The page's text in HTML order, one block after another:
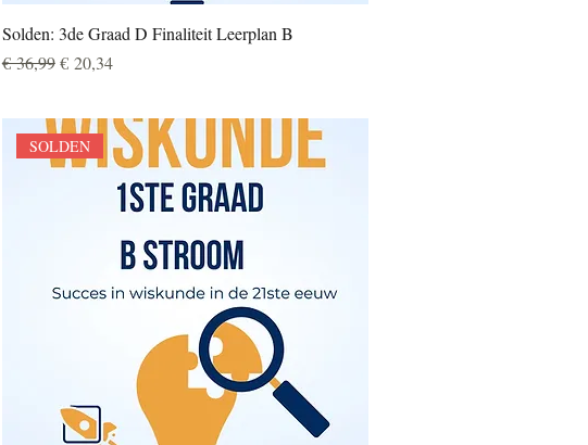
Solden: 3de Graad D Finaliteit Leerplan B
Normale prijs
€ 36,99 Verkoopprijs
€ 20,34
SOLDEN